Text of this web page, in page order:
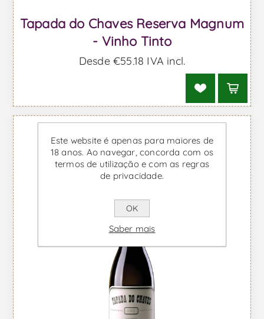
Tapada do Chaves Reserva Magnum
- Vinho Tinto
Desde €55,18 IVA incl.
Este website é apenas para maiores de
18 anos. Ao navegar, concorda com os
termos de utilização e com as regras
de privacidade.
OK
Saber mais